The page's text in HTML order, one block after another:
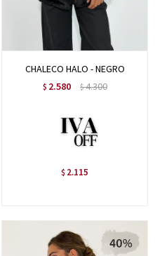
CHALECO HALO - NEGRO
$ 2.580 $4.300
$ 2.115